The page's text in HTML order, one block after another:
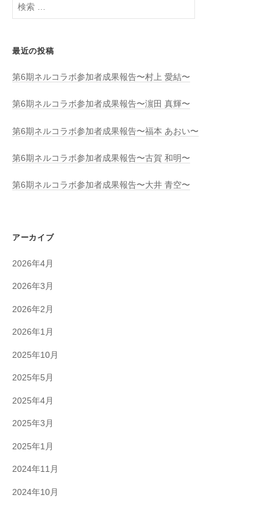
ン
検
索
最近の投稿
第6期ネルコラボ参加者成果報告〜村上 愛結〜
第6期ネルコラボ参加者成果報告〜濵田 真輝〜
第6期ネルコラボ参加者成果報告〜福本 あおい〜
第6期ネルコラボ参加者成果報告〜古賀 和明〜
第6期ネルコラボ参加者成果報告〜大井 青空〜
アーカイブ
2026年4月
2026年3月
2026年2月
2026年1月
2025年10月
2025年5月
2025年4月
2025年3月
2025年1月
2024年11月
2024年10月